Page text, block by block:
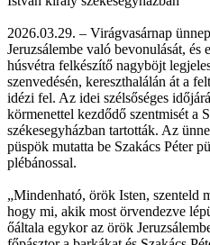
2026.03.29. – Virágvasárnap
Jeruzsálembe való bevonulását,
húsvétra felkészítő nagyböjt
szenvedésén, kereszthalálán át a
idézi fel. Az idei szélsőséges
körmenettel kezdődő szentmisét a
székesegyházban tartották. Az
püspök mutatta be Szakács Péter
plébánossal.
„Mindenható, örök Isten, szenteld
hogy mi, akik most örvendezve
őáltala egykor az örök